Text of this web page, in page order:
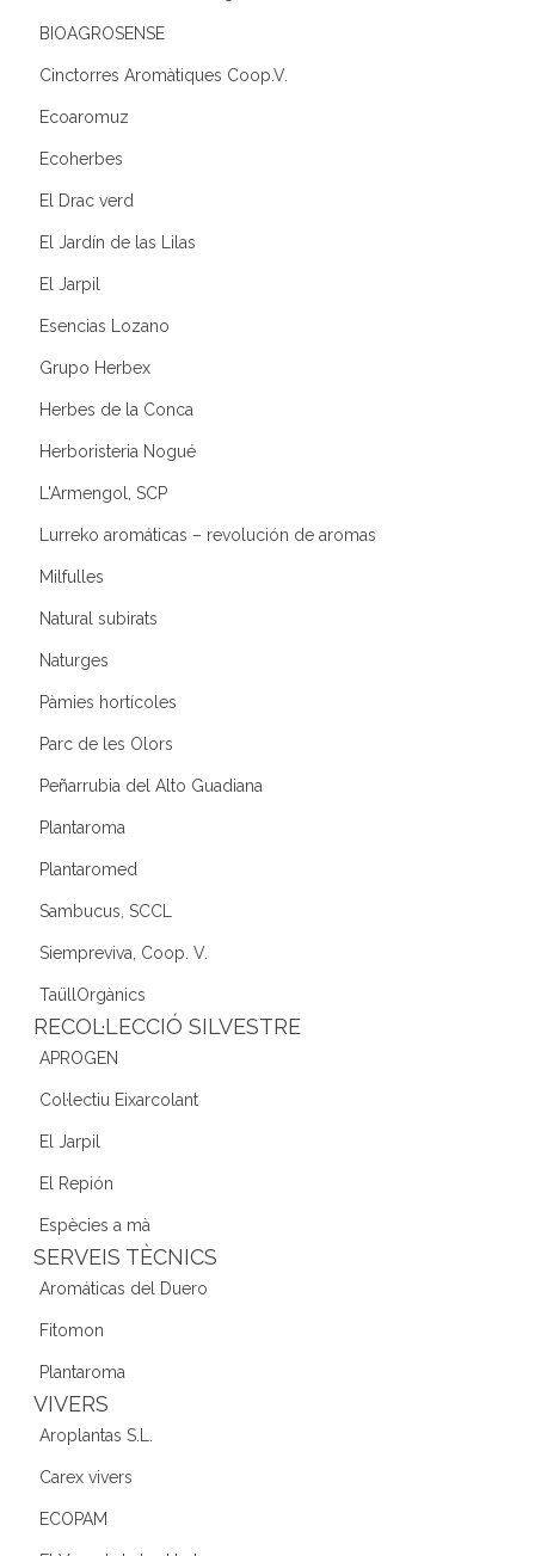
BIOAGROSENSE
Cinctorres Aromàtiques Coop.V.
Ecoaromuz
Ecoherbes
El Drac verd
El Jardín de las Lilas
El Jarpil
Esencias Lozano
Grupo Herbex
Herbes de la Conca
Herboristeria Nogué
L'Armengol, SCP
Lurreko aromáticas – revolución de aromas
Milfulles
Natural subirats
Naturges
Pàmies hortícoles
Parc de les Olors
Peñarrubia del Alto Guadiana
Plantaroma
Plantaromed
Sambucus, SCCL
Siempreviva, Coop. V.
TaüllOrgànics
RECOL·LECCIÓ SILVESTRE
APROGEN
Col·lectiu Eixarcolant
El Jarpil
El Repión
Espècies a mà
SERVEIS TÈCNICS
Aromáticas del Duero
Fitomon
Plantaroma
VIVERS
Aroplantas S.L.
Carex vivers
ECOPAM